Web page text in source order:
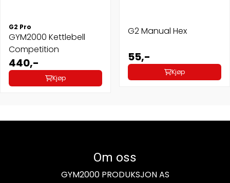
G2 Pro
GYM2000 Kettlebell
Competition
440,-
Kjøp
G2 Manual Hex
55,-
Kjøp
Om oss
GYM2000 PRODUKSJON AS